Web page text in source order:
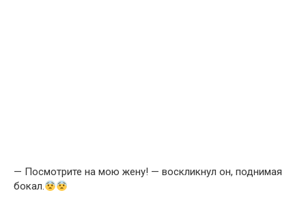
— Посмотрите на мою жену! — воскликнул он, поднимая
бокал.